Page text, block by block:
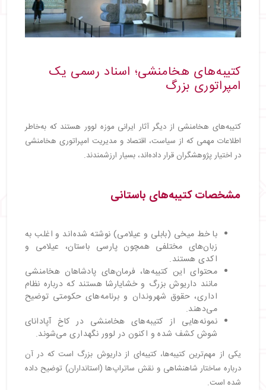
کتیبه‌های هخامنشی؛ اسناد رسمی یک
امپراتوری بزرگ
کتیبه‌های هخامنشی از دیگر آثار ایرانی موزه لوور هستند که به‌خاطر
اطلاعات مهمی که از سیاست، اقتصاد و مدیریت امپراتوری هخامنشی
در اختیار پژوهشگران قرار داده‌اند، بسیار ارزشمندند.
مشخصات کتیبه‌های باستانی
با خط میخی (بابلی و عیلامی) نوشته شده‌اند و اغلب به
زبان‌های مختلفی همچون پارسی باستان، عیلامی و
اکدی هستند.
محتوای این کتیبه‌ها، فرمان‌های پادشاهان هخامنشی
مانند داریوش بزرگ و خشایارشا هستند که درباره نظام
اداری، حقوق شهروندان و برنامه‌های حکومتی توضیح
می‌دهند.
نمونه‌هایی از کتیبه‌های هخامنشی در کاخ آپادانای
شوش کشف شده و اکنون در لوور نگهداری می‌شوند.
یکی از مهم‌ترین کتیبه‌ها، کتیبه‌ای از داریوش بزرگ است که در آن
درباره ساختار شاهنشاهی و نقش ساتراپ‌ها (استانداران) توضیح داده
شده است.